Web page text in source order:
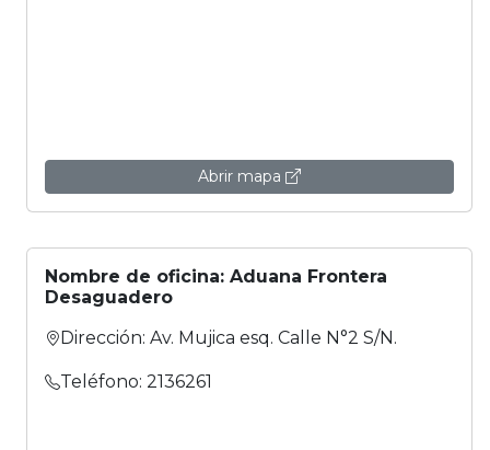
Abrir mapa
Nombre de oficina: Aduana Frontera
Desaguadero
Dirección: Av. Mujica esq. Calle N°2 S/N.
Teléfono: 2136261